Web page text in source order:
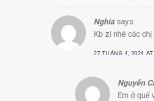
Nghia says:
Kb zl nhé các
27 THÁNG 4, 2024
Nguyễn
Em ở